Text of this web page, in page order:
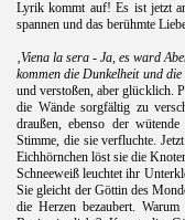
Lyrik kommt auf! Es ist jetzt
spannen und das berühmte
‚Viena la sera - Ja, es ward
kommen die Dunkelheit und die
und verstoßen, aber glücklich.
die Wände sorgfältig zu
draußen, ebenso der
Stimme, die sie verfluchte.
Eichhörnchen löst sie die
Schneeweiß leuchtet ihr
Sie gleicht der Göttin des
die Herzen bezaubert.
I.
II.